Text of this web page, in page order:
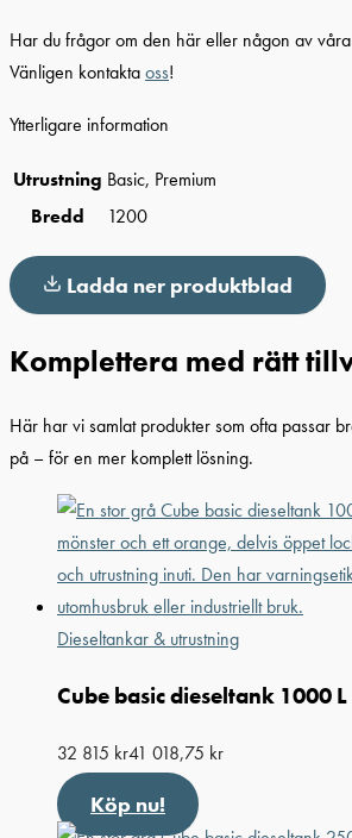
Har du frågor om den här eller någon av
Vänligen kontaktaoss!
Ytterligare information
Utrustning Basic, Premium
Bredd
1200
Ladda ner produktblad
Komplettera med rätt
Här har vi samlat produkter som ofta passar
på – för en mer komplett lösning.
Dieseltankar & utrustning
Cube basic dieseltank 1000 L
32 815 kr41 018,75 kr
Köp nu!